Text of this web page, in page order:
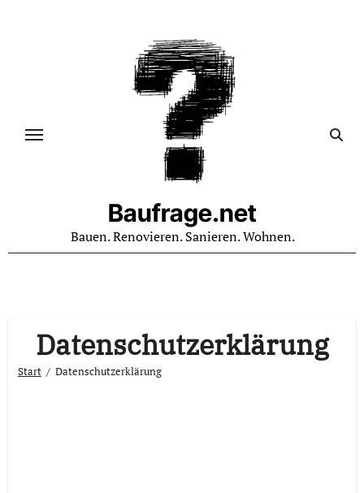
Baufrage.net
Bauen. Renovieren. Sanieren. Wohnen.
Datenschutzerklärung
Start Datenschutzerklärung